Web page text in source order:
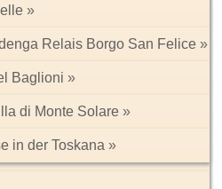
Relais Borgo San Felice
Baglioni
di Monte Solare
in der Toskana